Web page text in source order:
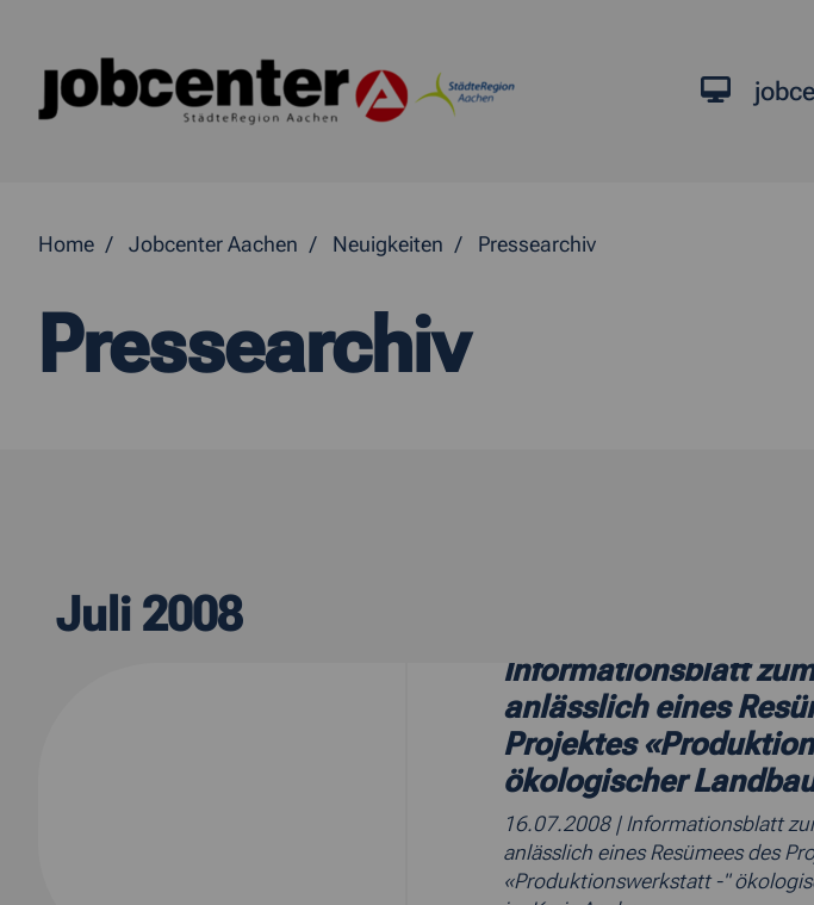
Home Jobcenter Aachen Neuigkeiten Pressearchiv
Pressearchiv
Juli 2008
Informationsblatt
anlässlich eines
Projektes
ökologischer
16.07.2008 | Informationsblatt
anlässlich eines Resümees des
«Produktionswerkstatt -"